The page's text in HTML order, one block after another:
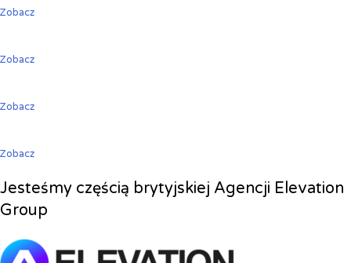
Zobacz
Zobacz
Zobacz
Zobacz
Jesteśmy częścią brytyjskiej Agencji Elevation
Group